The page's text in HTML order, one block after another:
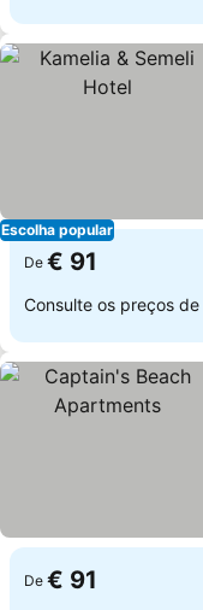
Escolha popular
De € 91
Consulte os preços de
De € 91